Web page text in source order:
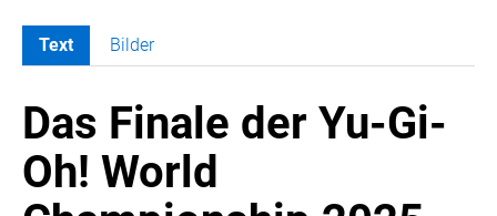
MELDUNGEN
SWORDFISH
AURA
Text Bilder
Das Finale der Yu-Gi-
Oh! World